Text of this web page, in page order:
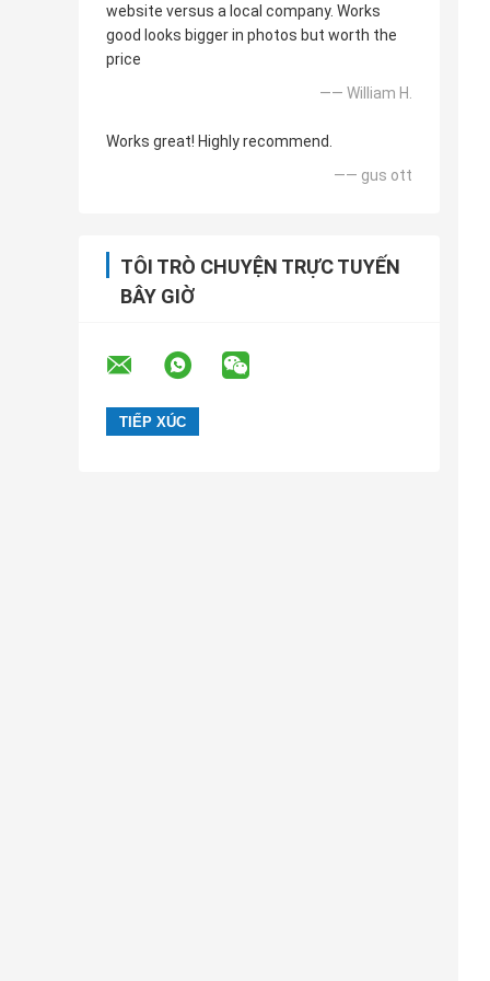
website versus a local company. Works
good looks bigger in photos but worth the
price
—— William H.
Works great! Highly recommend.
—— gus ott
TÔI TRÒ CHUYỆN TRỰC TUYẾN
BÂY GIỜ